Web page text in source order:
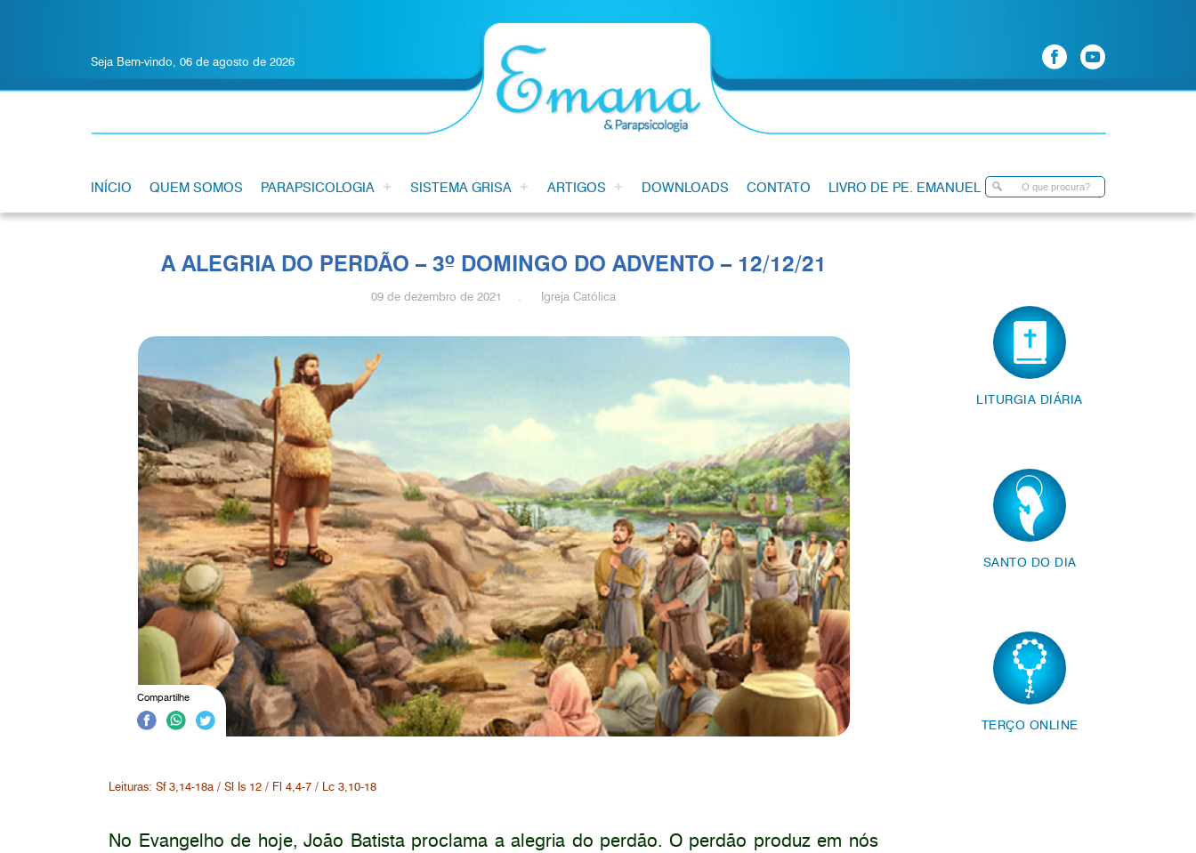
Seja Bem-vindo, 06 de agosto de 2026
INÍCIO QUEM SOMOS PARAPSICOLOGIA SISTEMA GRISA ARTIGOS DOWNLOADS CONTATO LIVRO DE PE. EMANUEL
A ALEGRIA DO PERDÃO – 3º DOMINGO DO ADVENTO – 12/12/21
09 de dezembro de 2021 . Igreja Católica
Compartilhe
Leituras: Sf 3,14-18a / Sl Is 12 / Fl 4,4-7 / Lc 3,10-18
No Evangelho de hoje, João Batista proclama a alegria do perdão. O perdão produz em nós
LITURGIA DIÁRIA
SANTO DO DIA
TERÇO ONLINE